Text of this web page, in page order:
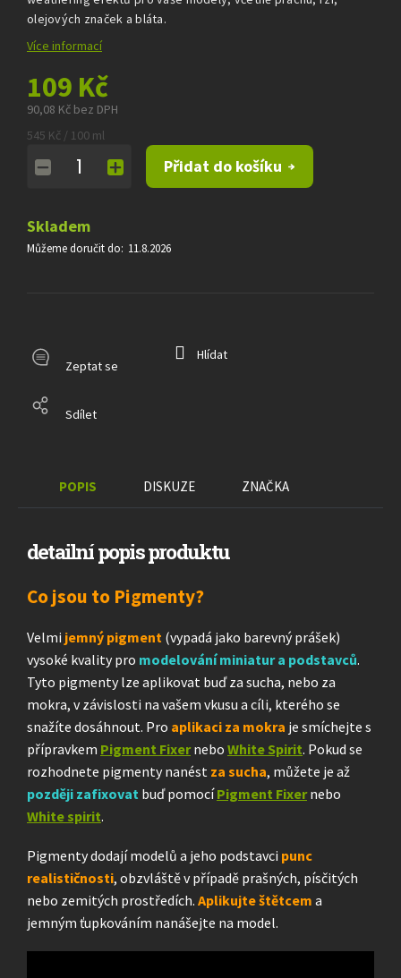
olejových značek a bláta.
Více informací
109 Kč
90,08 Kč bez DPH
Měrná
545 Kč / 100 ml
Přidat do košíku
Skladem
Můžeme doručit do: 11.8.2026
Zeptat se
Hlídat
Sdílet
POPIS DISKUZE ZNAČKA
detailní popis produktu
Co jsou to Pigmenty?
Velmi jemný pigment (vypadá jako barevný prášek)
vysoké kvality pro modelování miniatur a podstavců.
Tyto pigmenty lze aplikovat buď za sucha, nebo za
mokra, v závislosti na vašem vkusu a cíli, kterého se
snažíte dosáhnout. Pro aplikaci za mokra je smíchejte s
přípravkem Pigment Fixernebo White Spirit. Pokud se
rozhodnete pigmenty nanést za sucha, můžete je až
později zafixovat buď pomocíPigment Fixernebo
White spirit.
Pigmenty dodají modelů a jeho podstavci punc
realističnosti, obzvláště v případě prašných, písčitých
nebo zemitých prostředích. Aplikujte štětcem a
jemným ťupkováním nanášejte na model.